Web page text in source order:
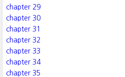
chapter 29
chapter 30
chapter 31
chapter 32
chapter 33
chapter 34
chapter 35